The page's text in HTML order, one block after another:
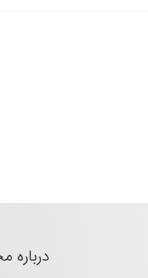
درباره